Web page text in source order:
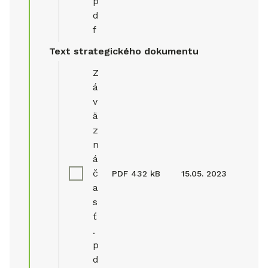
d
f
Text strategického dokumentu
Z
á
v
ä
z
n
á
č
a
s
ť
.
p
d
PDF 432 kB 15.05. 2023